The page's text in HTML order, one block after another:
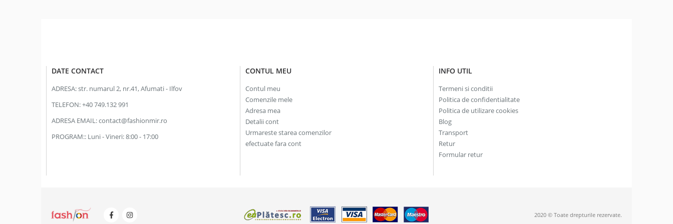
DATE CONTACT
ADRESA:str. numarul 2, nr.41, Afumati - Ilfov
TELEFON:+40 749.132 991
ADRESA EMAIL:contact@fashionmir.ro
PROGRAM:: Luni - Vineri: 8:00 - 17:00
CONTUL MEU
Contul meu
Comenzile mele
Adresa mea
Detalii cont
Urmareste starea comenzilor
efectuate fara cont
INFO UTIL
Termeni si conditii
Politica de confidentialitate
Politica de utilizare cookies
Blog
Transport
Retur
Formular retur
2020 © Toate drepturile rezervate.